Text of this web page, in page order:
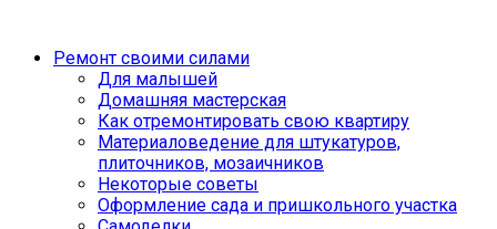
Ремонт своими силами
Для малышей
Домашняя мастерская
Как отремонтировать свою квартиру
Материаловедение для штукатуров,
плиточников, мозаичников
Некоторые советы
Оформление сада и пришкольного участка